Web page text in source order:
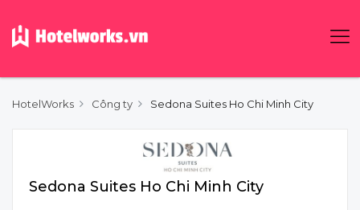
HotelWorks Công ty Sedona Suites Ho Chi Minh City
Sedona Suites Ho Chi Minh City